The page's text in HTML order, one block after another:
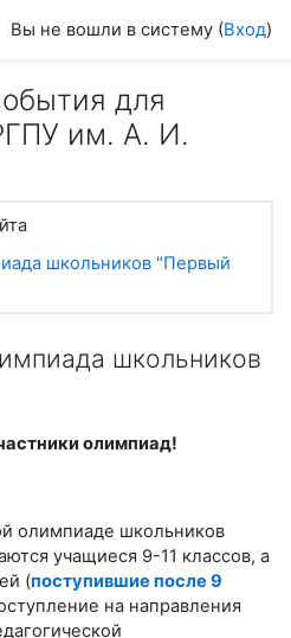
Вы не вошли в систему (Вход)
для
им. А. И.
школьников "Первый
школьников
олимпиад!
олимпиаде школьников
учащиеся 9-11 классов, а
(поступившие после 9
на направления